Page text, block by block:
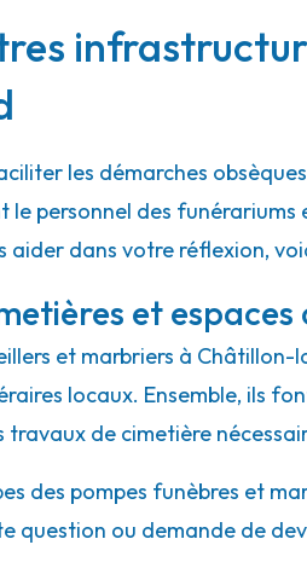
les démarches
le personnel des funérariums
aider dans votre réflexion,
et espaces
et marbriers à
locaux. Ensemble, ils
travaux de cimetière
des pompes funèbres et
question ou demande de